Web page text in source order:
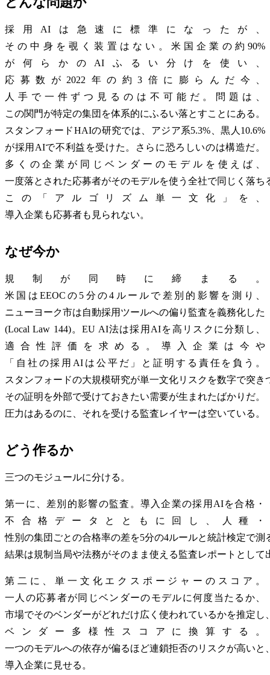
採用AIは急速に標準になったが、
その中身を覗く装置はない。米国企業の約90%
が何らかのAIふるい分けを使い、
応募数が2022年の約3倍に膨らんだ今、
人手で一件ずつ見るのは不可能だ。問題は、
この関門が特定の集団を体系的にふるい落とすことにある。
スタンフォードHAIの研究では、アジア系5.3%、黒人10.6%
が採用AIで不利益を受けた。さらに恐ろしいのは構造だ。
多くの企業が同じベンダーのモデルを使えば、
一度落とされた応募者がそのモデルを使う全社で同じく落ち
この「アルゴリズム単一文化」を、
導入企業も応募者も見られない。
なぜ今か
規制が同時に締まる。
米国はEEOCの5分の4ルールで差別的影響を測り、
ニューヨーク市は自動採用ツールへの偏り監査を義務化した
(Local Law 144)。EU AI法は採用AIを高リスクに分類し、
適合性評価を求める。導入企業は今や
「自社の採用AIは公平だ」と証明する責任を負う。
スタンフォードの大規模研究が単一文化リスクを数字で突き
その証明を外部で受けておきたい需要が生まれたばかりだ。
圧力はあるのに、それを受ける監査レイヤーは空いている。
どう作るか
三つのモジュールに分ける。
第一に、差別的影響の監査。導入企業の採用AIを合格・
不合格データとともに回し、人種・
性別の集団ごとの合格率の差を5分の4ルールと統計検定で測
結果は規制当局や法務がそのまま使える監査レポートとして
第二に、単一文化エクスポージャーのスコア。
一人の応募者が同じベンダーのモデルに何度当たるか、
市場でそのベンダーがどれだけ広く使われているかを推定し
ベンダー多様性スコアに換算する。
一つのモデルへの依存が偏るほど連鎖拒否のリスクが高いと
導入企業に見せる。